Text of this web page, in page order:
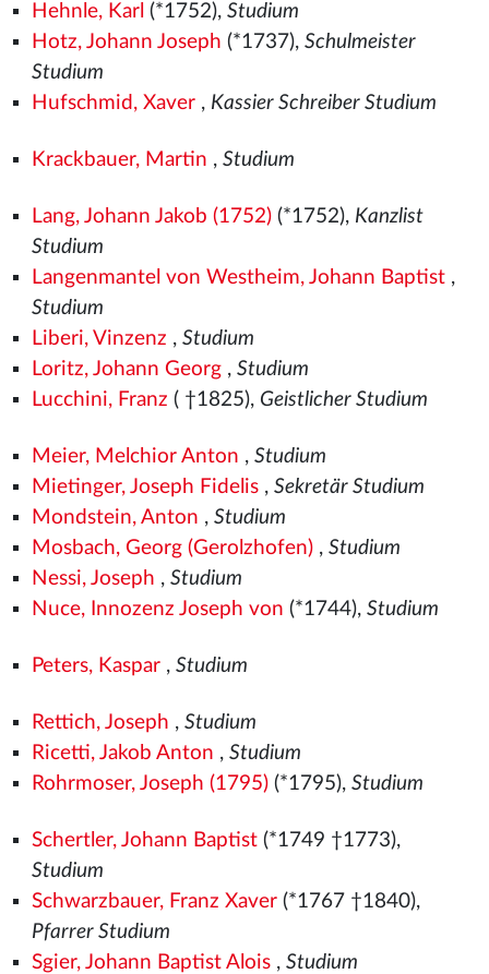
Hehnle, Karl (*1752), Studium
Hotz, Johann Joseph (*1737), Schulmeister
Studium
Hufschmid, Xaver, Kassier Schreiber Studium
Krackbauer, Martin , Studium
Lang, Johann Jakob (1752)(*1752), Kanzlist
Studium
Langenmantel von Westheim, Johann Baptist,
Studium
Liberi, Vinzenz , Studium
Loritz, Johann Georg, Studium
Lucchini, Franz ( †1825), Geistlicher Studium
Meier, Melchior Anton , Studium
Mietinger, Joseph Fidelis, Sekretär Studium
Mondstein, Anton , Studium
Mosbach, Georg (Gerolzhofen), Studium
Nessi, Joseph , Studium
Nuce, Innozenz Joseph von (*1744), Studium
Peters, Kaspar, Studium
Rettich, Joseph , Studium
Ricetti, Jakob Anton , Studium
Rohrmoser, Joseph (1795)(*1795), Studium
Schertler, Johann Baptist(*1749 †1773),
Studium
Schwarzbauer, Franz Xaver(*1767 †1840),
Pfarrer Studium
Sgier, Johann Baptist Alois, Studium